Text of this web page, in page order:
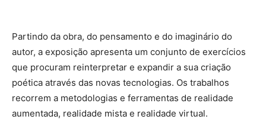
Partindo da obra, do pensamento e do imaginário do
autor, a exposição apresenta um conjunto de exercícios
que procuram reinterpretar e expandir a sua criação
poética através das novas tecnologias. Os trabalhos
recorrem a metodologias e ferramentas de realidade
aumentada, realidade mista e realidade virtual.